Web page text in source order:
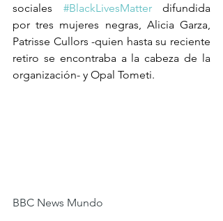
sociales #BlackLivesMatter difundida
por tres mujeres negras, Alicia Garza,
Patrisse Cullors -quien hasta su reciente
retiro se encontraba a la cabeza de la
organización- y Opal Tometi.
BBC News Mundo